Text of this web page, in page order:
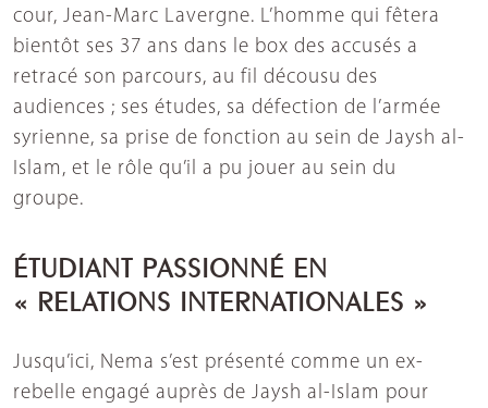
cour, Jean-Marc Lavergne. L’homme qui fêtera
bientôt ses 37 ans dans le box des accusés a
retracé son parcours, au fil décousu des
audiences ; ses études, sa défection de l’armée
syrienne, sa prise de fonction au sein de Jaysh al-
Islam, et le rôle qu’il a pu jouer au sein du
groupe.
ÉTUDIANT PASSIONNÉ EN
« RELATIONS INTERNATIONALES »
Jusqu’ici, Nema s’est présenté comme un ex-
rebelle engagé auprès de Jaysh al-Islam pour